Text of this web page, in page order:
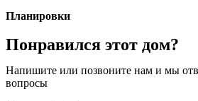
Планировки
Понравился этот дом?
Напишите или позвоните нам и мы
вопросы